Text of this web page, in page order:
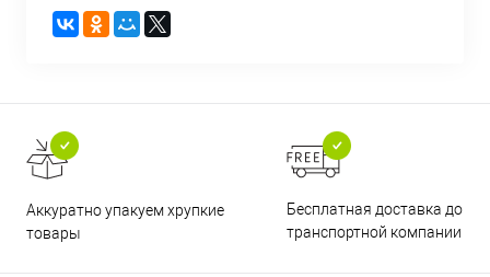
Аккуратно упакуем хрупкие
товары
Бесплатная доставка до
транспортной компании